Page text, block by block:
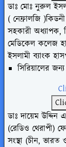
ডাঃ মোঃ নুরুল
( নেফ্রালজি
সহকারী অধ্যাপক,
মেডিকেল কলেজ
ইসলামী ব্যাংক
সিরিয়ালের জন্য
ডাঃ দায়েম
(রেডিও থেরাপী)
সংস্থা (চীন, ভারত